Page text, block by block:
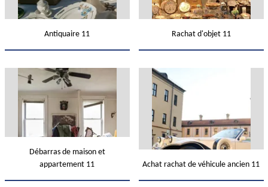
Antiquaire 11 Rachat d'objet 11
Débarras de maison et
appartement 11
Achat rachat de véhicule ancien 11